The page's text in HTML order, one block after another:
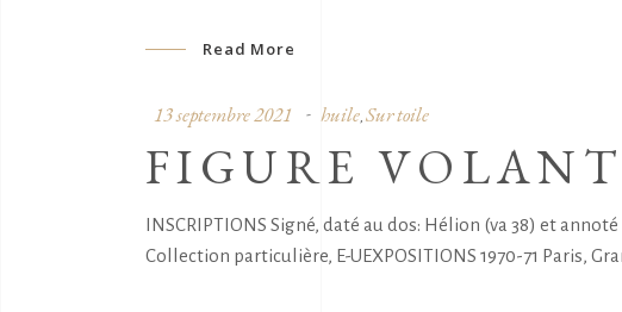
Read More
13 septembre 2021 huile Sur toile
FIGURE
INSCRIPTIONS Signé, daté au dos: Hélion (va 38) et
Collection particulière, E-UEXPOSITIONS 1970-71 Paris,